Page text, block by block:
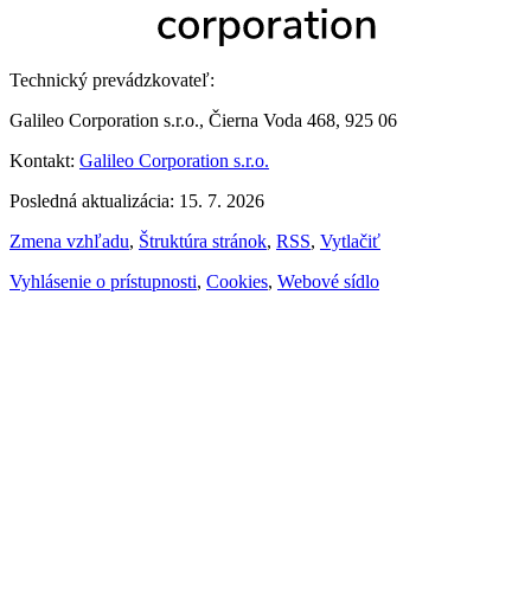
Technický prevádzkovateľ:
Galileo Corporation s.r.o., Čierna Voda 468, 925 06
Kontakt: Galileo Corporation s.r.o.
Posledná aktualizácia: 15. 7. 2026
Zmena vzhľadu, Štruktúra stránok, RSS, Vytlačiť
Vyhlásenie o prístupnosti, Cookies, Webové sídlo